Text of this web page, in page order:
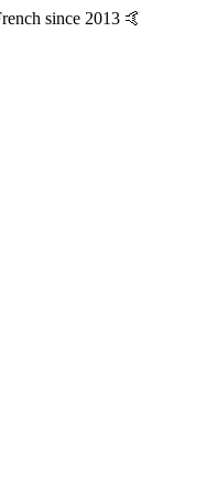
since 2013 🤙